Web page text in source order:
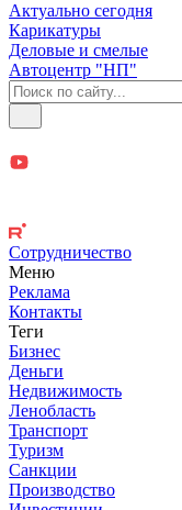
Актуально сегодня
Карикатуры
Деловые и смелые
Автоцентр "НП"
Сотрудничество
Меню
Реклама
Контакты
Теги
Бизнес
Деньги
Недвижимость
Ленобласть
Транспорт
Туризм
Санкции
Производство